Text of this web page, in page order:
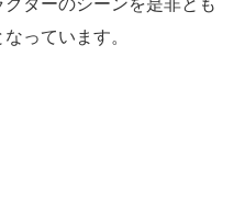
ターのシーンを是非とも
っています。